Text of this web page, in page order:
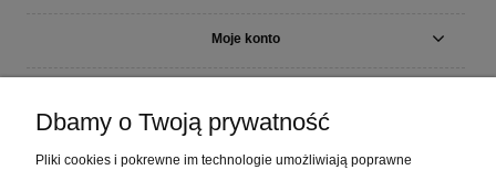
Moje konto
Dbamy o Twoją prywatność
Pliki cookies i pokrewne im technologie umożliwiają poprawne